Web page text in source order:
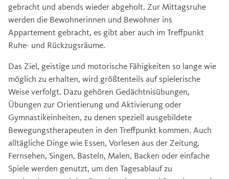
gebracht und abends wieder abgeholt. Zur Mittagsruhe
werden die Bewohnerinnen und Bewohner ins
Appartement gebracht, es gibt aber auch im Treffpunkt
Ruhe- und Rückzugsräume.
Das Ziel, geistige und motorische Fähigkeiten so lange wie
möglich zu erhalten, wird größtenteils auf spielerische
Weise verfolgt. Dazu gehören Gedächtnisübungen,
Übungen zur Orientierung und Aktivierung oder
Gymnastikeinheiten, zu denen speziell ausgebildete
Bewegungstherapeuten in den Treffpunkt kommen. Auch
alltägliche Dinge wie Essen, Vorlesen aus der Zeitung,
Fernsehen, Singen, Basteln, Malen, Backen oder einfache
Spiele werden genutzt, um den Tagesablauf zu